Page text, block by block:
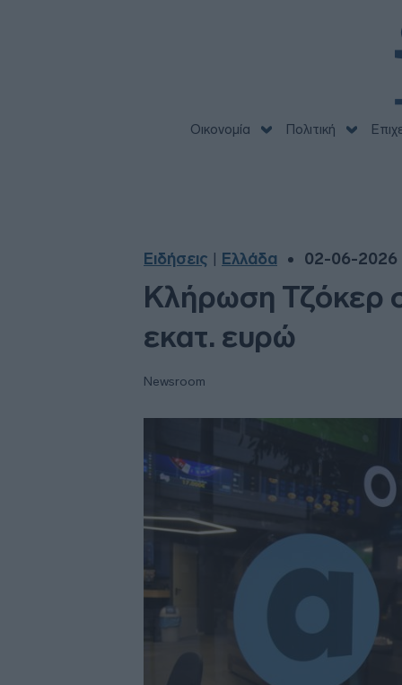
Οικονομία Πολιτική
Ειδήσεις Ελλάδα 02-06-2026
Κλήρωση Τζόκερ
εκατ. ευρώ
Newsroom